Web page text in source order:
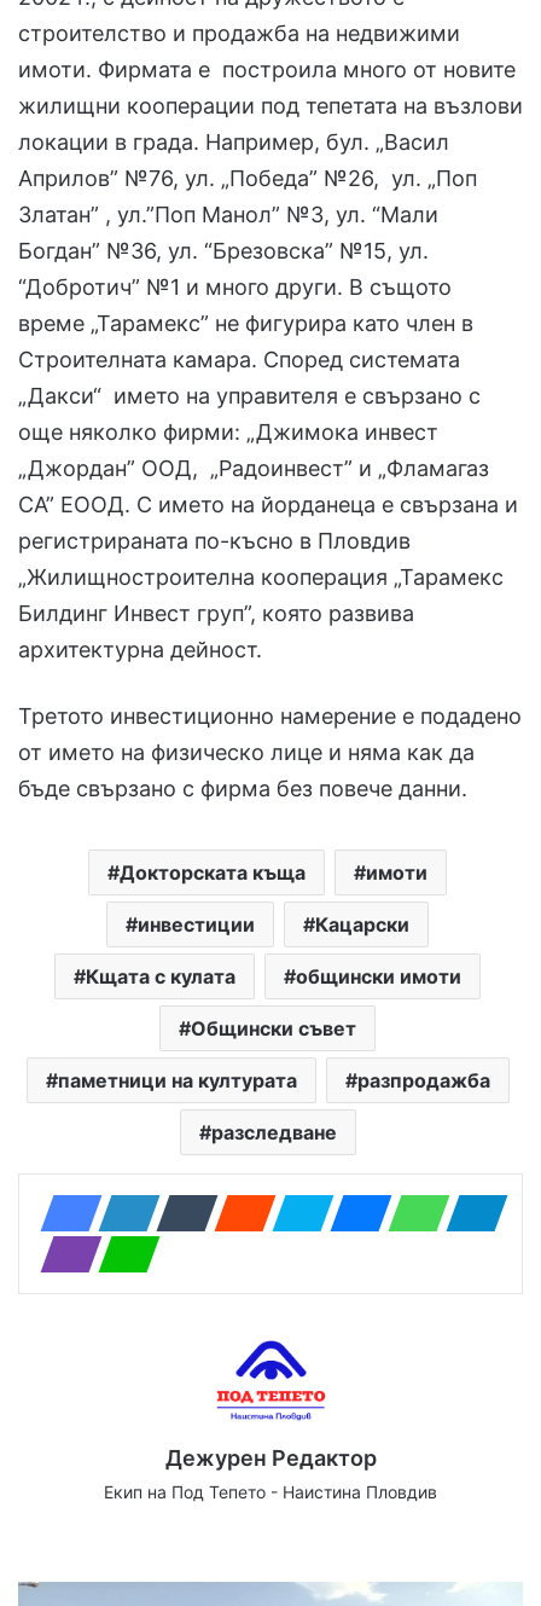
строителство и продажба на недвижими
имоти. Фирмата е построила много от новите
жилищни кооперации под тепетата на възлови
локации в града. Например, бул. „Васил
Априлов” №76, ул. „Победа” №26, ул. „Поп
Златан” , ул.”Поп Манол” №3, ул. “Мали
Богдан” №36, ул. “Брезовска” №15, ул.
“Добротич” №1 и много други. В същото
време „Тарамекс” не фигурира като член в
Строителната камара. Според системата
„Дакси“ името на управителя е свързано с
още няколко фирми: „Джимока инвест
„Джордан” ООД, „Радоинвест” и „Фламагаз
СА” ЕООД. С името на йорданеца е свързана и
регистрираната по-късно в Пловдив
„Жилищностроителна кооперация „Тарамекс
Билдинг Инвест груп”, която развива
архитектурна дейност.
Третото инвестиционно намерение е подадено
от името на физическо лице и няма как да
бъде свързано с фирма без повече данни.
Докторската къща имоти
инвестиции Кацарски
Кщата с кулата общински имоти
Общински съвет
паметници на културата разпродажба
разследване
Дежурен Редактор
Екип на Под Тепето - Наистина Пловдив
te bo
ub
ra